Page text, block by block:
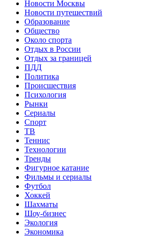
Новости Москвы
Новости путешествий
Образование
Общество
Около спорта
Отдых в России
Отдых за границей
ПДД
Политика
Происшествия
Психология
Рынки
Сериалы
Спорт
ТВ
Теннис
Технологии
Тренды
Фигурное катание
Фильмы и сериалы
Футбол
Хоккей
Шахматы
Шоу-бизнес
Экология
Экономика